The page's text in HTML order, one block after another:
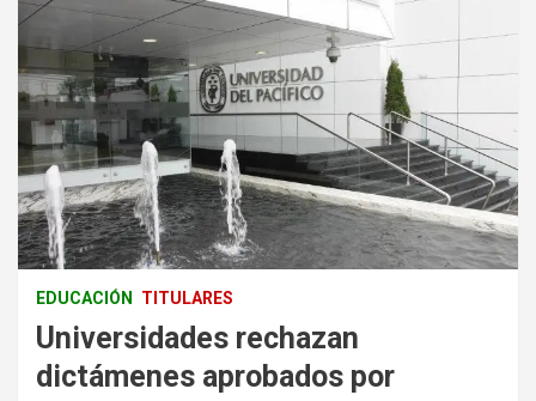
EDUCACIÓN TITULARES
Universidades rechazan
dictámenes aprobados por